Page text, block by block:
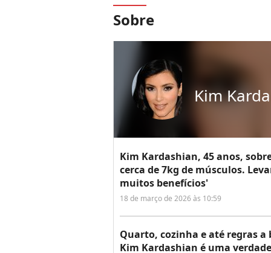
Sobre
Kim
Kim Kardashian, 45 anos,
cerca de 7kg de músculos.
muitos benefícios'
18 de março de 2026 às 10:59
Quarto, cozinha e até regras a
Kim Kardashian é uma